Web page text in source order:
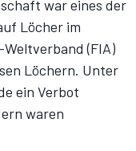
war eines der
Löcher im
(FIA)
Löchern. Unter
ein Verbot
waren